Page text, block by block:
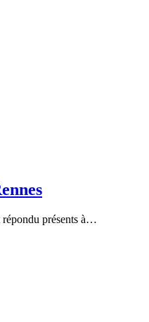
présents à…